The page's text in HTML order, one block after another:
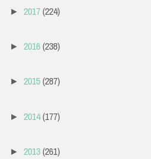
► 2017(224)
► 2016(238)
► 2015(287)
► 2014(177)
► 2013(261)